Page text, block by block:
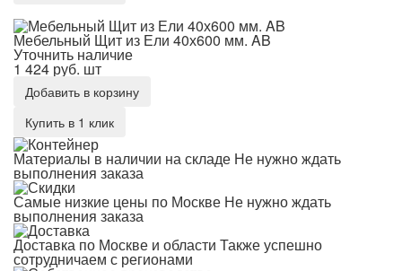
Мебельный Щит из Ели 40х600 мм. AB
Уточнить наличие
1 424 руб. шт
Добавить в корзину
Купить в 1 клик
Материалы в наличии на складе Не нужно ждать
выполнения заказа
Самые низкие цены по Москве Не нужно ждать
выполнения заказа
Доставка по Москве и области Также успешно
сотрудничаем с регионами